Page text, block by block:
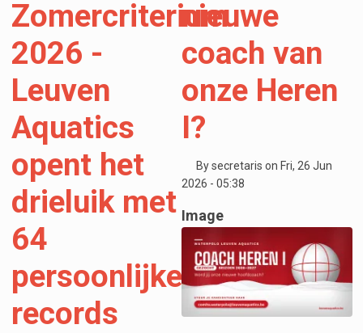
Zomercriterium
2026 -
Leuven
Aquatics
opent het
drieluik met
64
persoonlijke
records
nieuwe
coach van
onze Heren
I?
Bysecretaris on Fri, 26 Jun
2026 - 05:38
Image